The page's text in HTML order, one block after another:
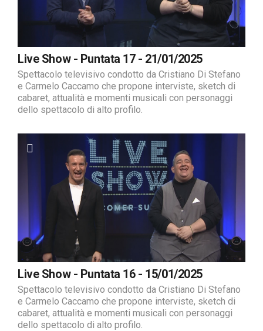
Live Show - Puntata 17 - 21/01/2025
Spettacolo televisivo condotto da Cristiano Di Stefano
e Carmelo Caccamo che propone interviste, sketch di
cabaret, attualità e momenti musicali con personaggi
dello spettacolo di alto profilo.
Live Show - Puntata 16 - 15/01/2025
Spettacolo televisivo condotto da Cristiano Di Stefano
e Carmelo Caccamo che propone interviste, sketch di
cabaret, attualità e momenti musicali con personaggi
dello spettacolo di alto profilo.